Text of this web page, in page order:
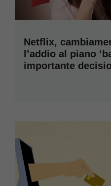
Netflix,
l’addio al piano
importante